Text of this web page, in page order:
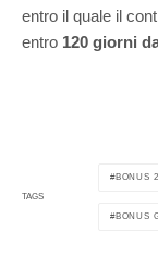
entro il quale il
entro 120 giorni
TAGS
BONUS
BONUS